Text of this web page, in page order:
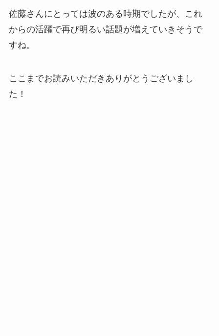
佐藤さんにとっては波のある時期でしたが、これ
からの活躍で再び明るい話題が増えていきそうで
すね。
ここまでお読みいただきありがとうございまし
た！